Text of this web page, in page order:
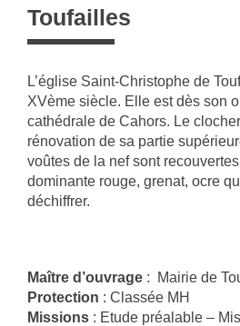
Toufailles
L’église Saint-Christophe de
XVème siècle. Elle est dès son
cathédrale de Cahors. Le
rénovation de sa partie
voûtes de la nef sont
dominante rouge, grenat, ocre
déchiffrer.
Maître d’ouvrage : Mairie de
Protection : Classée MH
Missions : Etude préalable –